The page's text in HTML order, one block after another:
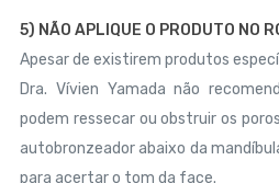
5) NÃO APLIQUE O PRODUTO NO
Apesar de existirem produtos
Dra. Vívien Yamada não
podem ressecar ou obstruir os
autobronzeador abaixo da
para acertar o tom da face.